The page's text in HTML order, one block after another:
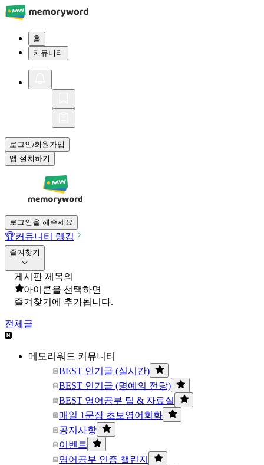
홈
커뮤니티
로그인/회원가입
앱 설치하기
로그인을 해주세요
🏆커뮤니티 랭킹
즐겨찾기
게시판 제목의
아이콘을 선택하면
즐겨찾기에 추가됩니다.
전체글
메모리워드 커뮤니티
BEST 인기글 (실시간)
BEST 인기글 (명예의 전당)
BEST 영어공부 팁 & 자료실
매일 1문장 초보영어회화
공지사항
이벤트
영어공부 인증 챌린지